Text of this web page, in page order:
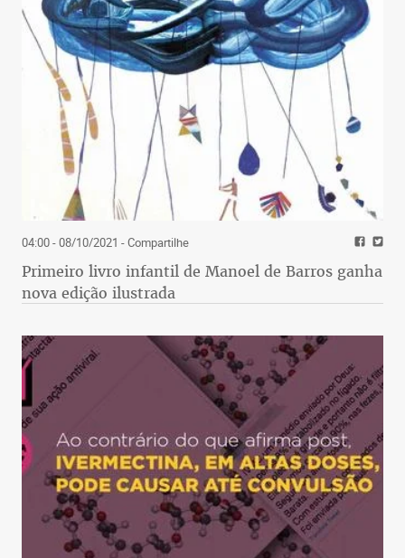
04:00 - 08/10/2021 - Compartilhe
Primeiro livro infantil de Manoel de Barros ganha
nova edição ilustrada